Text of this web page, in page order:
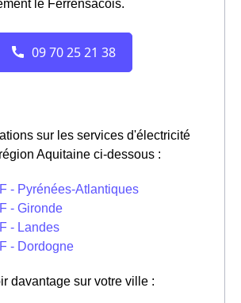
le Ferrensacois.
sur les services d'électricité
Aquitaine ci-dessous :
- Pyrénées-Atlantiques
- Gironde
- Landes
- Dordogne
davantage sur votre ville :